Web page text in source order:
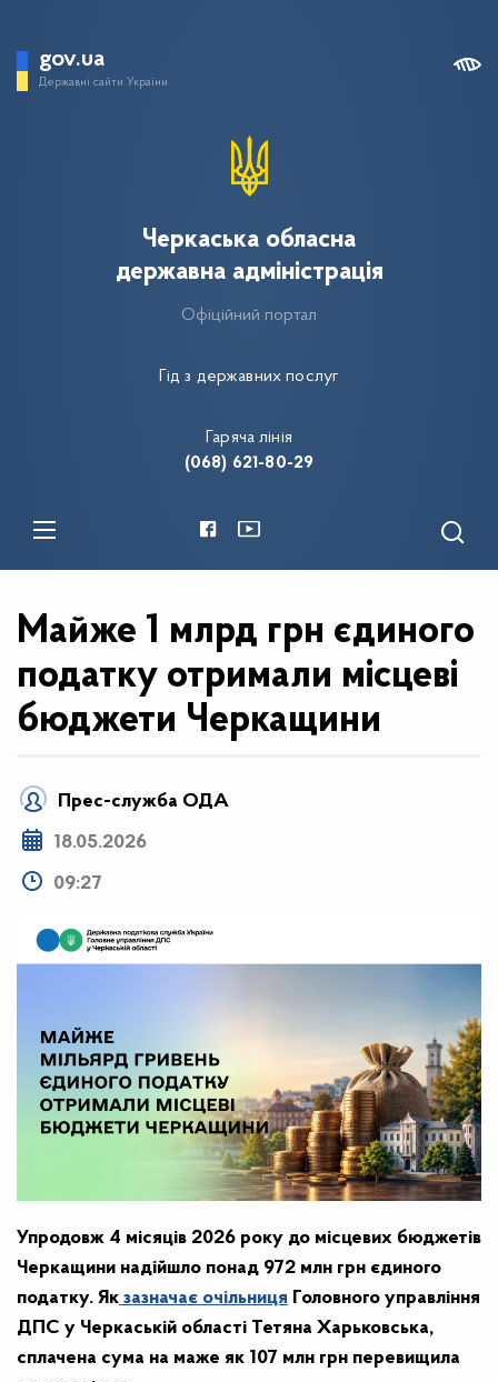
gov.ua
Державні сайти України
Гід з державних послуг
Черкаська обласна
державна адміністрація
Офіційний портал
Гаряча лінія
(068) 621-80-29
Майже 1 млрд грн єдиного
податку отримали місцеві
бюджети Черкащини
Прес-служба ОДА
18.05.2026
09:27
Упродовж 4 місяців 2026 року до місцевих бюджетів
Черкащини надійшло понад 972 млн грн єдиного
податку. Як зазначає очільниця Головного управління
ДПС у Черкаській області Тетяна Харьковська,
сплачена сума на маже як 107 млн грн перевищила